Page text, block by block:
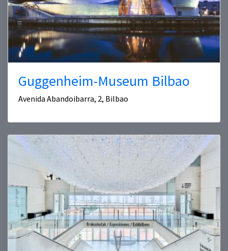
Guggenheim-Museum Bilbao
Avenida Abandoibarra, 2, Bilbao